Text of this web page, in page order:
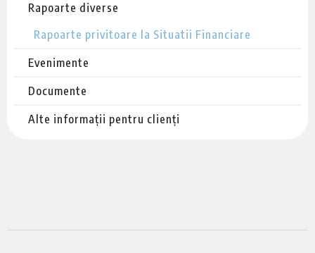
Rapoarte diverse
Rapoarte privitoare la Situatii Financiare
Evenimente
Documente
Alte informații pentru clienți